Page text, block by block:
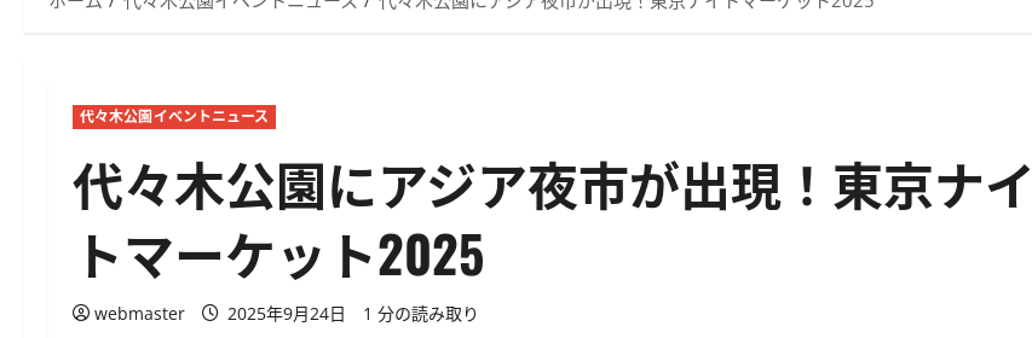
代々木公園イベントニュース
代々木公園にアジア夜市が出現！東京ナイ
トマーケット2025
webmaster 2025年9月24日 1 分の読み取り